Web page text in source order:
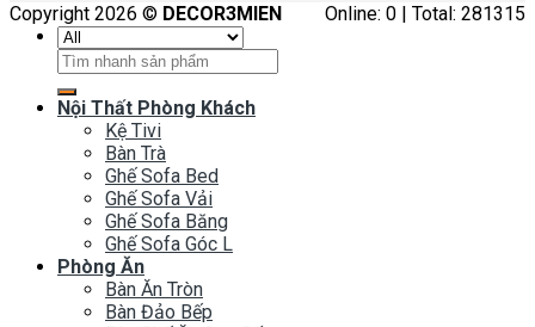
Online: 0 | Total: 281315
Copyright 2026 © DECOR3MIEN
Tìm
kiếm:
Nội Thất Phòng Khách
Kệ Tivi
Bàn Trà
Ghế Sofa Bed
Ghế Sofa Vải
Ghế Sofa Băng
Ghế Sofa Góc L
Phòng Ăn
Bàn Ăn Tròn
Bàn Đảo Bếp